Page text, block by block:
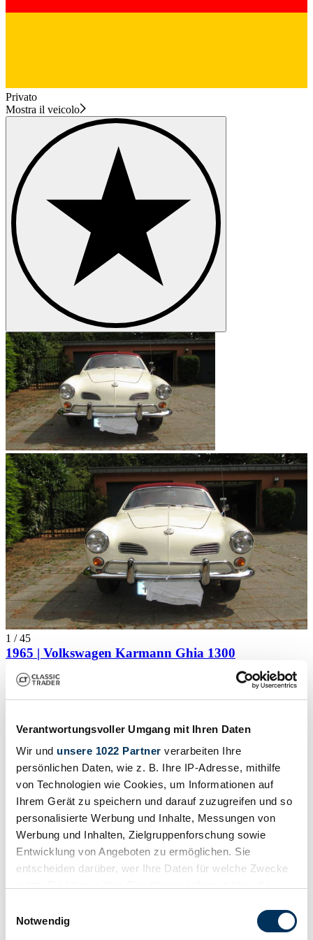
Verantwortungsvoller Umgang mit Ihren Daten
Wir und unsere 1022 Partner verarbeiten Ihre
persönlichen Daten, wie z. B. Ihre IP-Adresse, mithilfe
von Technologien wie Cookies, um Informationen auf
Ihrem Gerät zu speichern und darauf zuzugreifen und so
personalisierte Werbung und Inhalte, Messungen von
Werbung und Inhalten, Zielgruppenforschung sowie
Entwicklung von Angeboten zu ermöglichen. Sie
entscheiden darüber, wer Ihre Daten für welche Zwecke
Trigger Symbol ändern oder widerrufen
Notwendig
Privato
Mostra il veicolo
1 /45
1965 | Volkswagen Karmann Ghia 1300
Liebhaber Fahrzeug
46.900 €